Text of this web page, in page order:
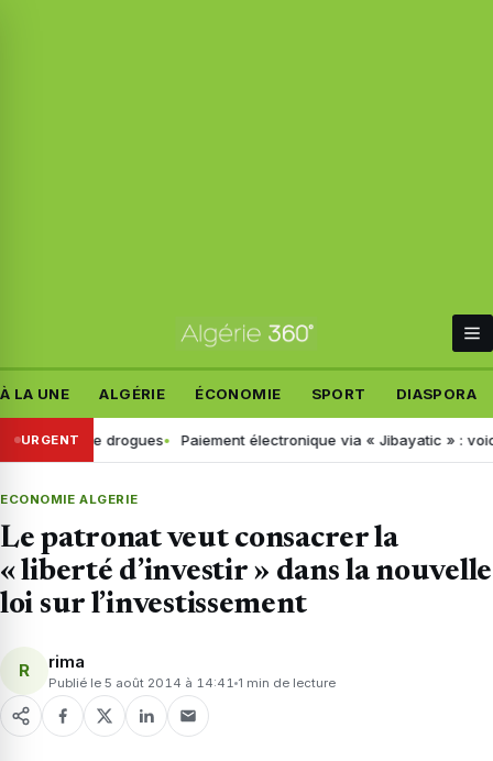
À LA UNE ALGÉRIE ÉCONOMIE SPORT DIASPORA
URGENTde drogues Paiement électronique via « Jibayatic » : voici
ECONOMIE ALGERIE
Le patronat veut consacrer la
« liberté d’investir » dans la nouvelle
loi sur l’investissement
R rima
Publié le 5 août 2014 à 14:41 1 min de lecture